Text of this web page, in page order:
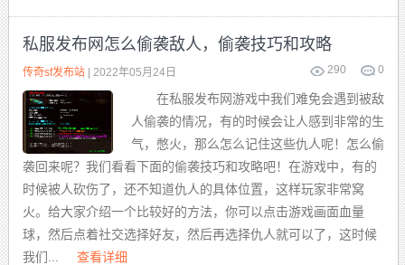
私服发布网怎么偷袭敌人，偷袭技巧和攻略
290 0
传奇sf发布站 | 2022年05月24日
在私服发布网游戏中我们难免会遇到被敌
人偷袭的情况，有的时候会让人感到非常的生
气，憋火，那么怎么记住这些仇人呢！怎么偷
袭回来呢？我们看看下面的偷袭技巧和攻略吧！在游戏中，有的
时候被人砍伤了，还不知道仇人的具体位置，这样玩家非常窝
火。给大家介绍一个比较好的方法，你可以点击游戏画面血量
球，然后点着社交选择好友，然后再选择仇人就可以了，这时候
我们...
查看详细